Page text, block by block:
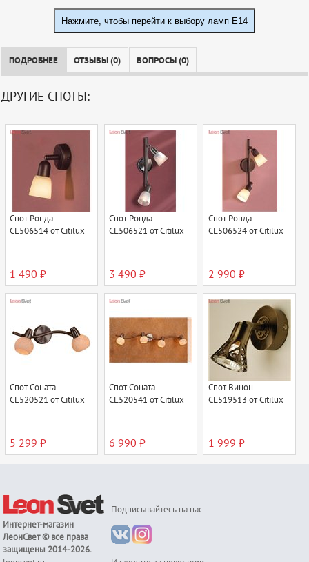
Нажмите, чтобы перейти к выбору ламп E14
ПОДРОБНЕЕ ОТЗЫВЫ (0) ВОПРОСЫ (0)
ДРУГИЕ СПОТЫ:
Спот Ронда
CL506514 от Citilux
1 490 ₽
Спот Ронда
CL506521 от Citilux
3 490 ₽
Спот Ронда
CL506524 от Citilux
2 990 ₽
Спот Соната
CL520521 от Citilux
5 299 ₽
Спот Соната
CL520541 от Citilux
6 990 ₽
Спот Винон
CL519513 от Citilux
1 999 ₽
Интернет-магазин
ЛеонСвет© все права
защищены 2014-2026.
Подписывайтесь на нас: